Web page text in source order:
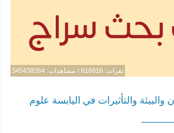
نقرات: 616816 / مشاهدات: 345438264
والتأثيرات في اليابسة علوم